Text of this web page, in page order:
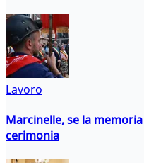
Lavoro
Marcinelle, se la
cerimonia